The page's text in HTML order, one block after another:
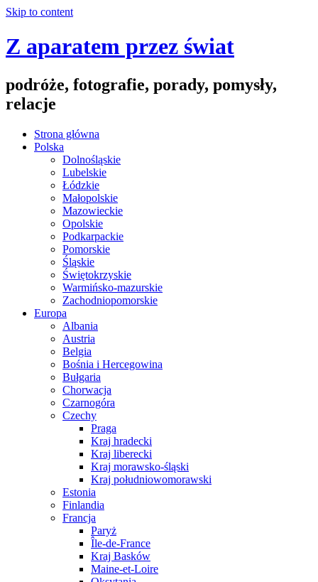
Skip to content
Z aparatem przez świat
podróże, fotografie, porady, pomysły,
relacje
Strona główna
Polska
Dolnośląskie
Lubelskie
Łódzkie
Małopolskie
Mazowieckie
Opolskie
Podkarpackie
Pomorskie
Śląskie
Świętokrzyskie
Warmińsko-mazurskie
Zachodniopomorskie
Europa
Albania
Austria
Belgia
Bośnia i Hercegowina
Bułgaria
Chorwacja
Czarnogóra
Czechy
Praga
Kraj hradecki
Kraj liberecki
Kraj morawsko-śląski
Kraj południowomorawski
Estonia
Finlandia
Francja
Paryż
Île-de-France
Kraj Basków
Maine-et-Loire